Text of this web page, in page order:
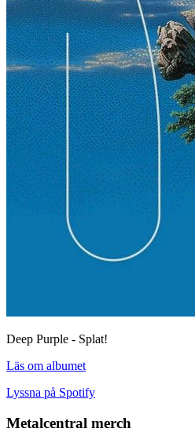
Deep Purple - Splat!
Läs om albumet
Lyssna på Spotify
Metalcentral merch